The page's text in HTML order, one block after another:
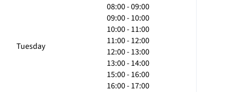
Tuesday
08:00 - 09:00
09:00 - 10:00
10:00 - 11:00
11:00 - 12:00
12:00 - 13:00
13:00 - 14:00
15:00 - 16:00
16:00 - 17:00